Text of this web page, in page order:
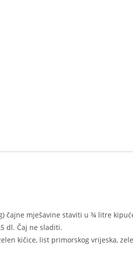
čajne mješavine staviti u ¾ litre
dl. Čaj ne sladiti.
kičice, list primorskog vrijeska,